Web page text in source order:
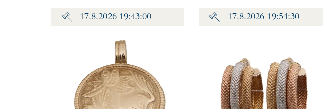
17.8.2026 19:43:00 17.8.2026 19:54:30